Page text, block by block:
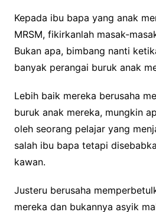
Kepada ibu bapa yang anak
MRSM, fikirkanlah masak-
Bukan apa, bimbang nanti
banyak perangai buruk anak
Lebih baik mereka berusaha
buruk anak mereka, mungkin
oleh seorang pelajar yang
salah ibu bapa tetapi
kawan.
Justeru berusaha
mereka dan bukannya asyik